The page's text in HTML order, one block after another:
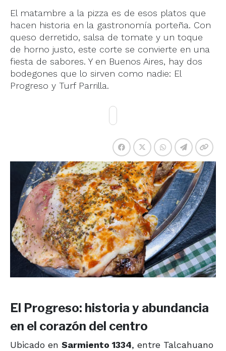
El matambre a la pizza es de esos platos que
hacen historia en la gastronomía porteña. Con
queso derretido, salsa de tomate y un toque
de horno justo, este corte se convierte en una
fiesta de sabores. Y en Buenos Aires, hay dos
bodegones que lo sirven como nadie: El
Progreso y Turf Parrilla.
El Progreso: historia y abundancia
en el corazón del centro
Ubicado en Sarmiento 1334, entre Talcahuano